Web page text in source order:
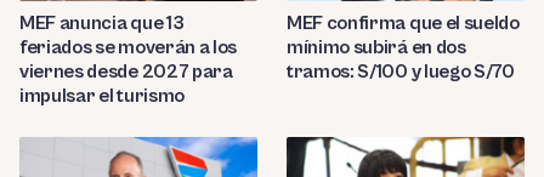
MEF anuncia que 13
feriados se moverán a los
viernes desde 2027 para
impulsar el turismo
MEF confirma que el sueldo
mínimo subirá en dos
tramos: S/100 y luego S/70